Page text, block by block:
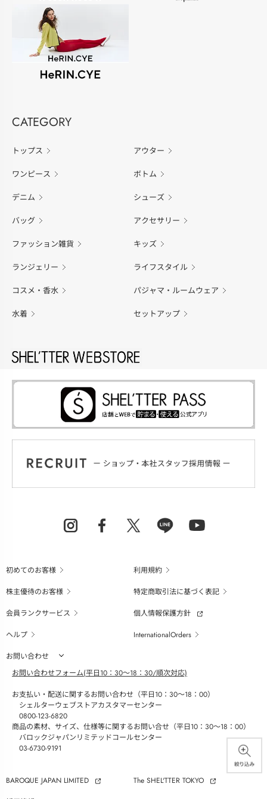
CATEGORY
トップス アウター
ワンピース ボトム
デニム シューズ
バッグ アクセサリー
ファッション雑貨 キッズ
ランジェリー ライフスタイル
コスメ・香水 パジャマ・ルームウェア
水着 セットアップ
初めてのお客様
利用規約
株主優待のお客様
特定商取引法に基づく表記
会員ランクサービス
個人情報保護方針
ヘルプ
InternationalOrders
お問い合わせ
お問い合わせフォーム(平日10：30～18：30/順次対応)
お支払い・配送に関するお問い合わせ（平日10：30～18：00）
シェルターウェブストアカスタマーセンター
0800-123-6820
商品の素材、サイズ、仕様等に関するお問い合せ（平日10：30～18：00）
バロックジャパンリミテッドコールセンター
03-6730-9191
BAROQUE JAPAN LIMITED
The SHEL'TTER TOKYO